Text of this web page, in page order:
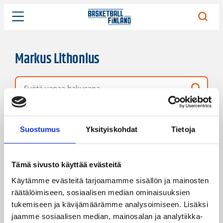
Suostumus Yksityiskohdat Tietoja
Tämä sivusto käyttää evästeitä
Käytämme evästeitä tarjoamamme sisällön ja mainosten
räätälöimiseen, sosiaalisen median ominaisuuksien
tukemiseen ja kävijämäärämme analysoimiseen. Lisäksi
jaamme sosiaalisen median, mainosalan ja analytiikka-
Markus Lithonius
Vapaa hakusana
Järjestys
Sivukoko